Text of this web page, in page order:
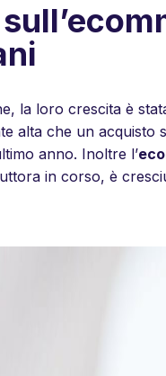
la loro crescita è
alta che un
anno. Inoltre l’
in corso, è